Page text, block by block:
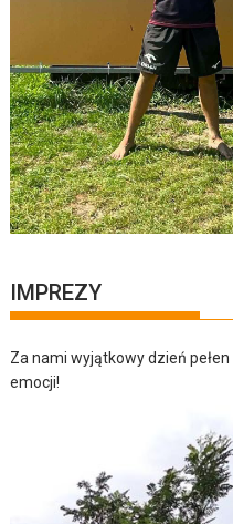
IMPREZY
Za nami wyjątkowy dzień
emocji!